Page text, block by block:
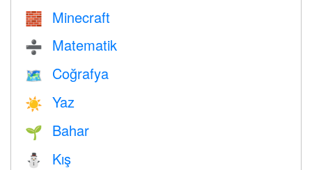
🧱 Minecraft
➗ Matematik
🗺 Coğrafya
☀️ Yaz
🌱 Bahar
⛄ Kış